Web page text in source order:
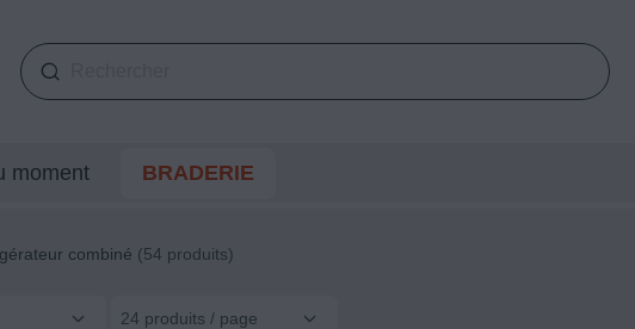
moment BRADERIE
combiné (54 produits)
24 produits / page